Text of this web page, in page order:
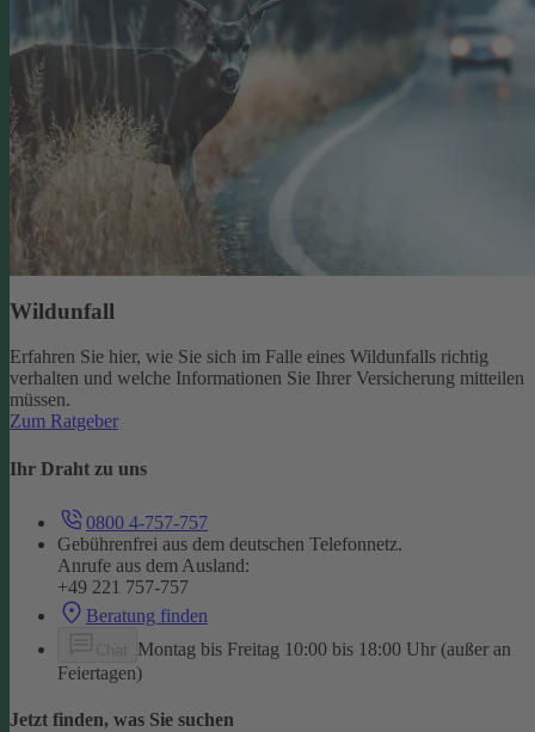
Wildunfall
Erfahren Sie hier, wie Sie sich im Falle eines Wildunfalls richtig
verhalten und welche Informationen Sie Ihrer Versicherung mitteilen
müssen.
Zum Ratgeber
Ihr Draht zu uns
0800 4-757-757
Gebührenfrei aus dem deutschen Telefonnetz.
Anrufe aus dem Ausland:
+49 221 757-757
Beratung finden
Montag bis Freitag 10:00 bis 18:00 Uhr (außer an
Feiertagen)
Jetzt finden, was Sie suchen